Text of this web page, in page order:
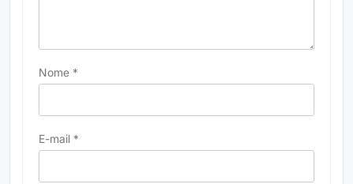
Nome *
E-mail *